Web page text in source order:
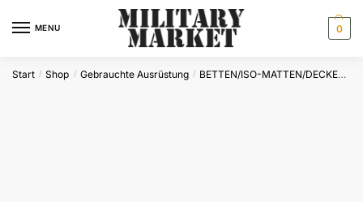
MENU 0
Start / Shop / Gebrauchte Ausrüstung / BETTEN/ISO-MATTEN/DECKEN/NETZE/STÜHLE